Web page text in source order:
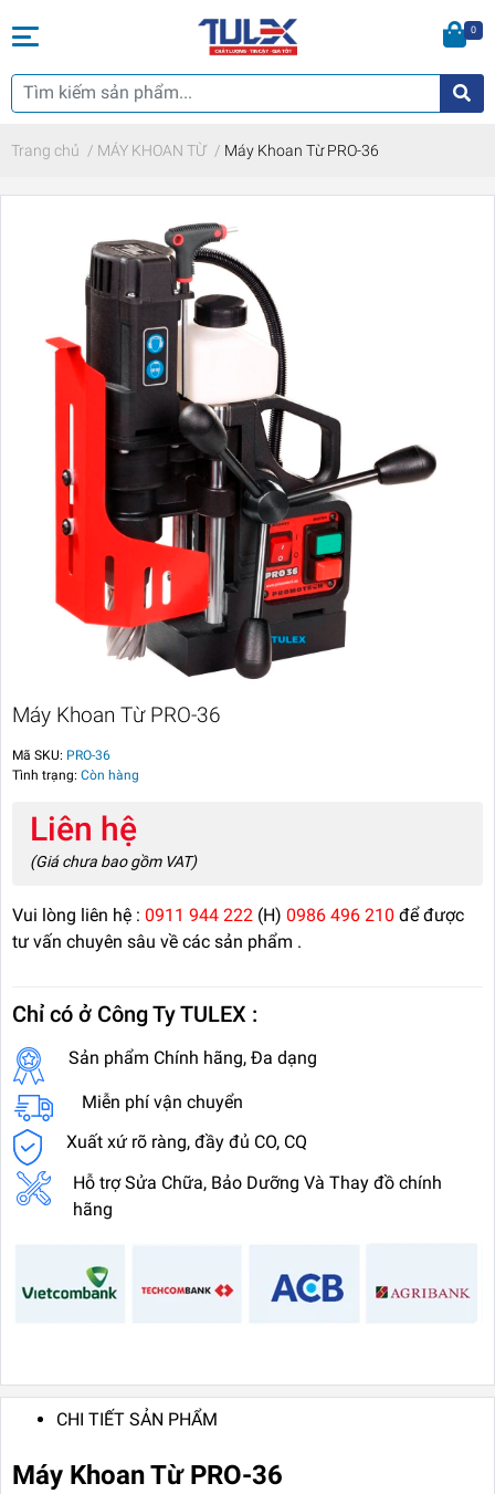
0
Trang chủ / MÁY KHOAN TỪ / Máy Khoan Từ PRO-36
Máy Khoan Từ PRO-36
Mã SKU: PRO-36
Tình trạng: Còn hàng
Liên hệ
(Giá chưa bao gồm VAT)
Vui lòng liên hệ : 0911 944 222 (H) 0986 496 210 để được
tư vấn chuyên sâu về các sản phẩm .
Chỉ có ở Công Ty TULEX :
Sản phẩm Chính hãng, Đa dạng
Miễn phí vận chuyển
Xuất xứ rõ ràng, đầy đủ CO, CQ
Hỗ trợ Sửa Chữa, Bảo Dưỡng Và Thay đồ chính
hãng
CHI TIẾT SẢN PHẨM
Máy Khoan Từ PRO-36